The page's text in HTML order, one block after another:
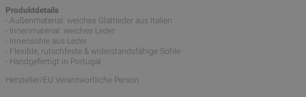
Produktdetails
- Außenmaterial: weiches Glattleder aus Italien
- Innenmaterial: weiches Leder
- Innensohle aus Leder
- Flexible, rutschfeste & widerstandsfähige Sohle
- Handgefertigt in Portugal
Hersteller/EU Verantwortliche Person